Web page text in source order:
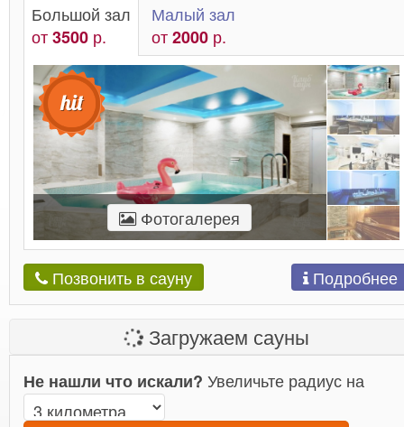
Большой зал
от3500 р.
Малый зал
от2000 р.
Фотогалерея
Позвонить в сауну Подробнее
Загружаем сауны
Не нашли что искали? Увеличьте радиус на